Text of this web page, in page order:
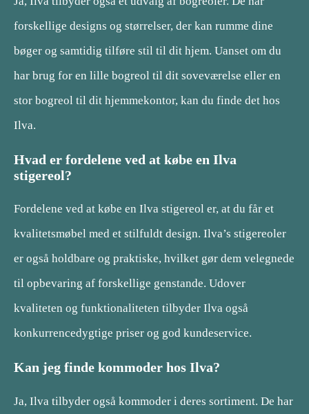
forskellige designs og størrelser, der kan rumme dine
bøger og samtidig tilføre stil til dit hjem. Uanset om du
har brug for en lille bogreol til dit soveværelse eller en
stor bogreol til dit hjemmekontor, kan du finde det hos
Ilva.
Hvad er fordelene ved at købe en Ilva
stigereol?
Fordelene ved at købe en Ilva stigereol er, at du får et
kvalitetsmøbel med et stilfuldt design. Ilva’s stigereoler
er også holdbare og praktiske, hvilket gør dem velegnede
til opbevaring af forskellige genstande. Udover
kvaliteten og funktionaliteten tilbyder Ilva også
konkurrencedygtige priser og god kundeservice.
Kan jeg finde kommoder hos Ilva?
Ja, Ilva tilbyder også kommoder i deres sortiment. De har